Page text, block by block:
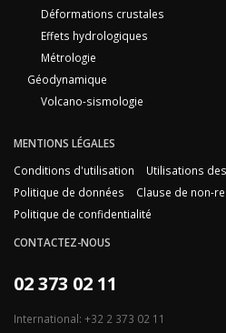
Déformations crustales
Effets hydrologiques
Métrologie
Géodynamique
Volcano-sismologie
MENTIONS LÉGALES
Conditions d'utilisation
Utilisations
Politique de données
Clause de non-
Politique de confidentialité
CONTACTEZ-NOUS
02 373 02 11
International: +32 2 373 02 11